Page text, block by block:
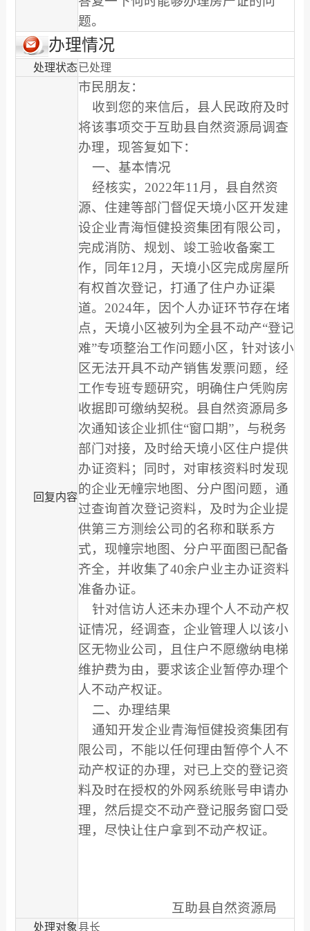
题。
办理情况
处理状态已处理
回复内容
市民朋友：
收到您的来信后，县人民政府及时
将该事项交于互助县自然资源局调查
办理，现答复如下：
一、基本情况
经核实，2022年11月，县自然资
源、住建等部门督促天境小区开发建
设企业青海恒健投资集团有限公司，
完成消防、规划、竣工验收备案工
作，同年12月，天境小区完成房屋所
有权首次登记，打通了住户办证渠
道。2024年，因个人办证环节存在堵
点，天境小区被列为全县不动产“登记
难”专项整治工作问题小区，针对该小
区无法开具不动产销售发票问题，经
工作专班专题研究，明确住户凭购房
收据即可缴纳契税。县自然资源局多
次通知该企业抓住“窗口期”，与税务
部门对接，及时给天境小区住户提供
办证资料；同时，对审核资料时发现
的企业无幢宗地图、分户图问题，通
过查询首次登记资料，及时为企业提
供第三方测绘公司的名称和联系方
式，现幢宗地图、分户平面图已配备
齐全，并收集了40余户业主办证资料
准备办证。
针对信访人还未办理个人不动产权
证情况，经调查，企业管理人以该小
区无物业公司，且住户不愿缴纳电梯
维护费为由，要求该企业暂停办理个
人不动产权证。
二、办理结果
通知开发企业青海恒健投资集团有
限公司，不能以任何理由暂停个人不
动产权证的办理，对已上交的登记资
料及时在授权的外网系统账号申请办
理，然后提交不动产登记服务窗口受
理，尽快让住户拿到不动产权证。
互助县自然资源局
处理对象 县长